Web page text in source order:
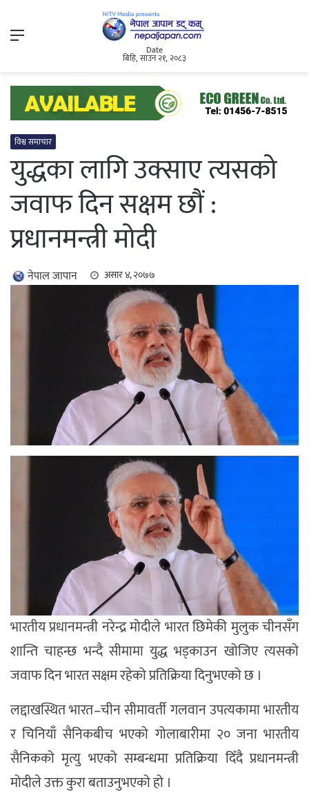
Menu
Date
बिहि, साउन २१, २०८३
विश्व समाचार
युद्धका लागि उक्साए त्यसको
जवाफ दिन सक्षम छौं :
प्रधानमन्त्री मोदी
नेपाल जापान असार ४, २०७७
भारतीय प्रधानमन्त्री नरेन्द्र मोदीले भारत छिमेकी मुलुक चीनसँग
शान्ति चाहन्छ भन्दै सीमामा युद्ध भड्काउन खोजिए त्यसको
जवाफ दिन भारत सक्षम रहेको प्रतिक्रिया दिनुभएको छ ।
लद्दाखस्थित भारत–चीन सीमावर्ती गलवान उपत्यकामा भारतीय
र चिनियाँ सैनिकबीच भएको गोलाबारीमा २० जना भारतीय
सैनिकको मृत्यु भएको सम्बन्धमा प्रतिक्रिया दिँदै प्रधानमन्त्री
मोदीले उक्त कुरा बताउनुभएको हो ।